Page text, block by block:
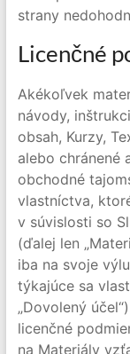
strany
Licenčné
Akékoľvek
návody,
obsah, Kurzy,
alebo chránené
obchodné
vlastníctva,
v súvislosti so
(ďalej len
iba na svoje
týkajúce sa
„Dovolený
licenčné
na Materiály